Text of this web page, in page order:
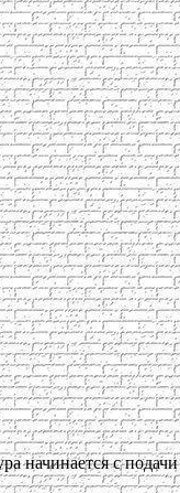
начинается с